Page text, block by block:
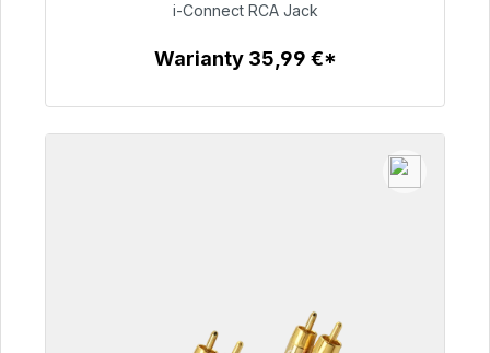
51,99 €
i-Connect RCA Jack
Warianty 35,99 €*